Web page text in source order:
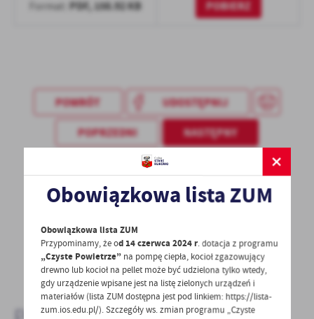
Format: PDF, 158.92 KB POBIERZ
POWRÓT UDOSTĘPNIJ
POPRZEDNI NASTĘPNY
Spodobała Ci się informacja? Zostaw nam swoją opinię
- to dla Ciebie staramy się być najlepsi, a Twoje zdanie
DODAJ KOMENTARZ
Obowiązkowa lista ZUM
Obowiązkowa lista ZUM
Przypominamy, że od 14 czerwca 2024 r. dotacja z programu
„Czyste Powietrze” na pompę ciepła, kocioł zgazowujący
drewno lub kocioł na pellet może być udzielona tylko wtedy,
gdy urządzenie wpisane jest na listę zielonych urządzeń i
materiałów (lista ZUM dostępna jest pod linkiem: https://lista-
zum.ios.edu.pl/). Szczegóły ws. zmian programu „Czyste